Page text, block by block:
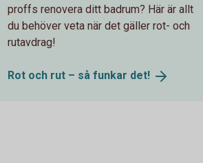
proffs renovera ditt badrum? Här är allt
du behöver veta när det gäller rot- och
rutavdrag!
Rot och rut – så funkar det!